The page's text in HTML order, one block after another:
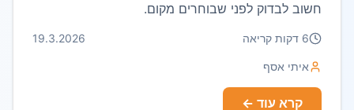
חשוב לבדוק לפני שבוחרים מקום.
6 דקות קריאה 19.3.2026
איתי אסף
קרא עוד ←